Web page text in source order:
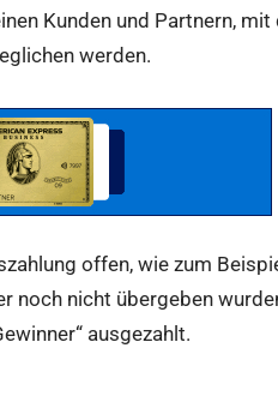
Kunden und Partnern,
werden.
offen, wie zum
noch nicht übergeben
ausgezahlt.